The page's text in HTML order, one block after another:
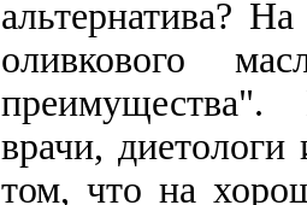
альтернатива?
оливкового
врачи,
том, что на